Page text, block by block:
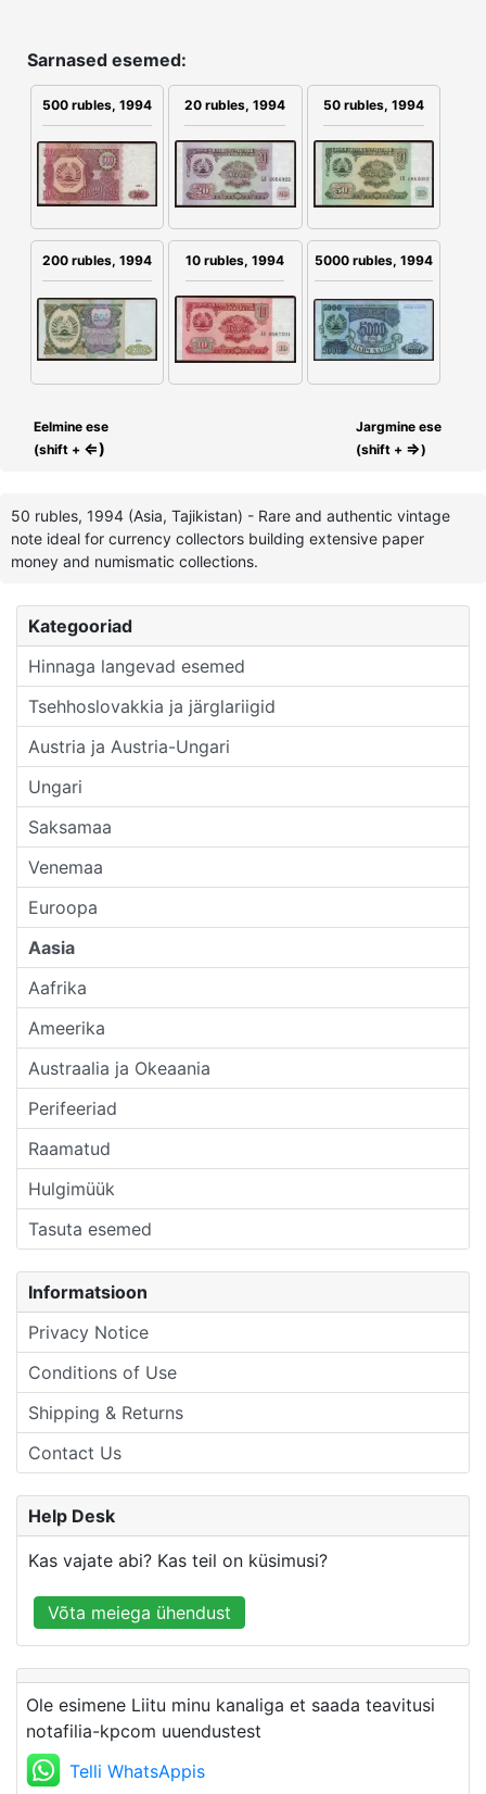
Kategooriad
Hinnaga langevad esemed
Tsehhoslovakkia ja järglariigid
Austria ja Austria-Ungari
Ungari
Saksamaa
Venemaa
Euroopa
Aasia
Aafrika
Ameerika
Austraalia ja Okeaania
Perifeeriad
Raamatud
Hulgimüük
Tasuta esemed
Informatsioon
Privacy Notice
Conditions of Use
Shipping & Returns
Contact Us
Sarnased esemed:
500 rubles, 1994 20 rubles, 1994 50 rubles, 1994
200 rubles, 1994 10 rubles, 1994 5000 rubles, 1994
Eelmine ese
(shift + ⇐)
Jargmine ese
(shift + ⇒)
50 rubles, 1994 (Asia, Tajikistan) - Rare and authentic vintage
note ideal for currency collectors building extensive paper
money and numismatic collections.
Help Desk
Kas vajate abi? Kas teil on küsimusi?
Võta meiega ühendust
Ole esimene Liitu minu kanaliga et saada teavitusi
notafilia-kpcom uuendustest
Telli WhatsAppis